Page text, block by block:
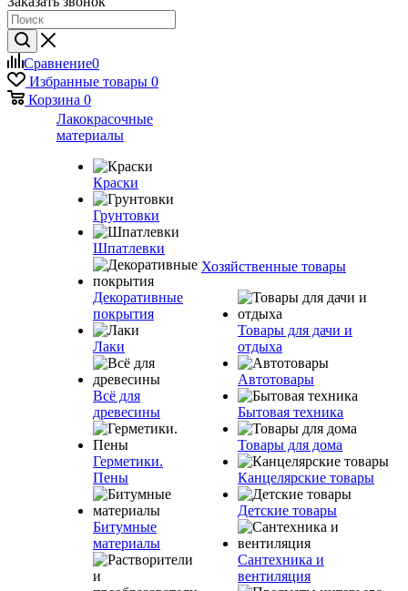
Сравнение0
Избранные товары 0
Корзина 0
Лакокрасочные
материалы
Краски
Грунтовки
Шпатлевки
Декоративные
покрытия
Лаки
Всё для
древесины
Герметики.
Пены
Битумные
материалы
Хозяйственные товары
Товары для дачи и
отдыха
Автотовары
Бытовая техника
Товары для дома
Канцелярские товары
Детские товары
Сантехника и
вентиляция